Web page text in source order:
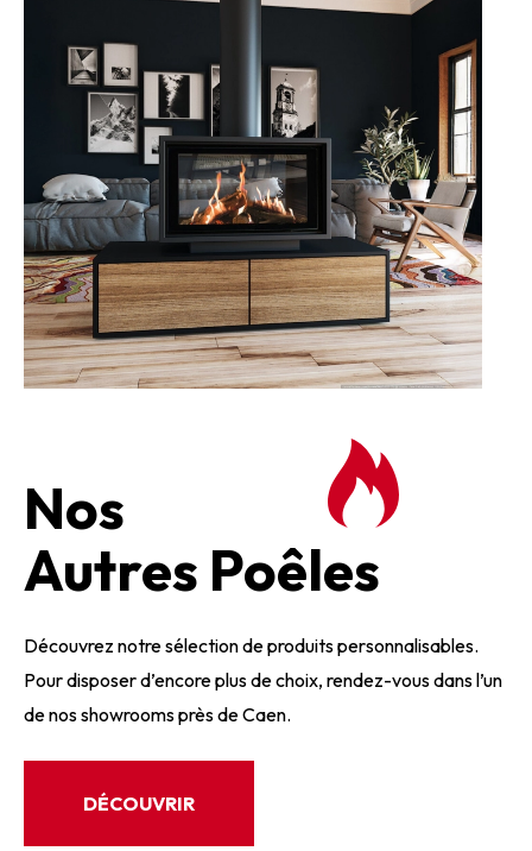
Nos
Autres Poêles
Découvrez notre sélection de produits personnalisables.
Pour disposer d’encore plus de choix, rendez-vous dans l’un
de nos showrooms près de Caen.
DÉCOUVRIR